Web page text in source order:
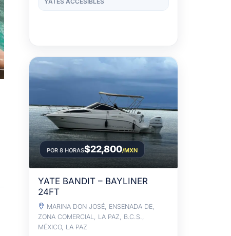
POR 8 HORAS$22,800/MXN
YATE BANDIT – BAYLINER
24FT
MARINA DON JOSÉ, ENSENADA DE,
ZONA COMERCIAL, LA PAZ, B.C.S.,
MÉXICO, LA PAZ